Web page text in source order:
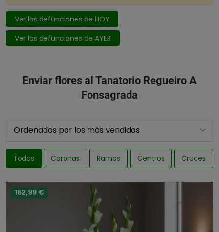
Ver las defunciones de HOY
Ver las defunciones de AYER
Enviar flores al Tanatorio Regueiro A
Fonsagrada
Todas Coronas Ramos Centros Cruces
162,99 €